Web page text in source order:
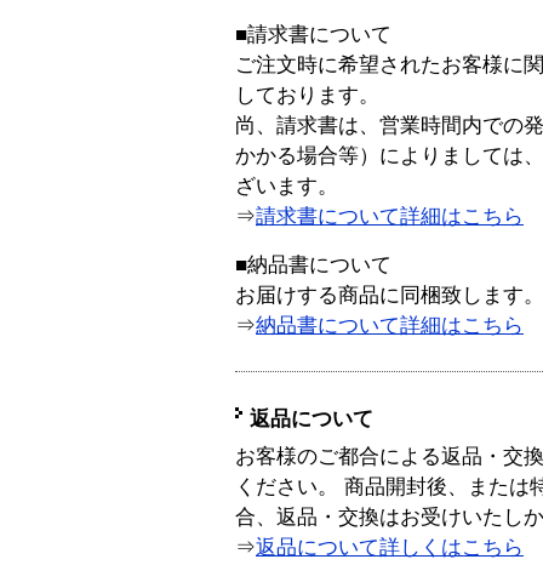
■請求書について
ご注文時に希望されたお客様に
しております。
尚、請求書は、営業時間内での
かかる場合等）によりましては
ざいます。
⇒請求書について詳細はこちら
■納品書について
お届けする商品に同梱致します。
⇒納品書について詳細はこちら
返品について
お客様のご都合による返品・交
ください。 商品開封後、または
合、返品・交換はお受けいたし
⇒返品について詳しくはこちら